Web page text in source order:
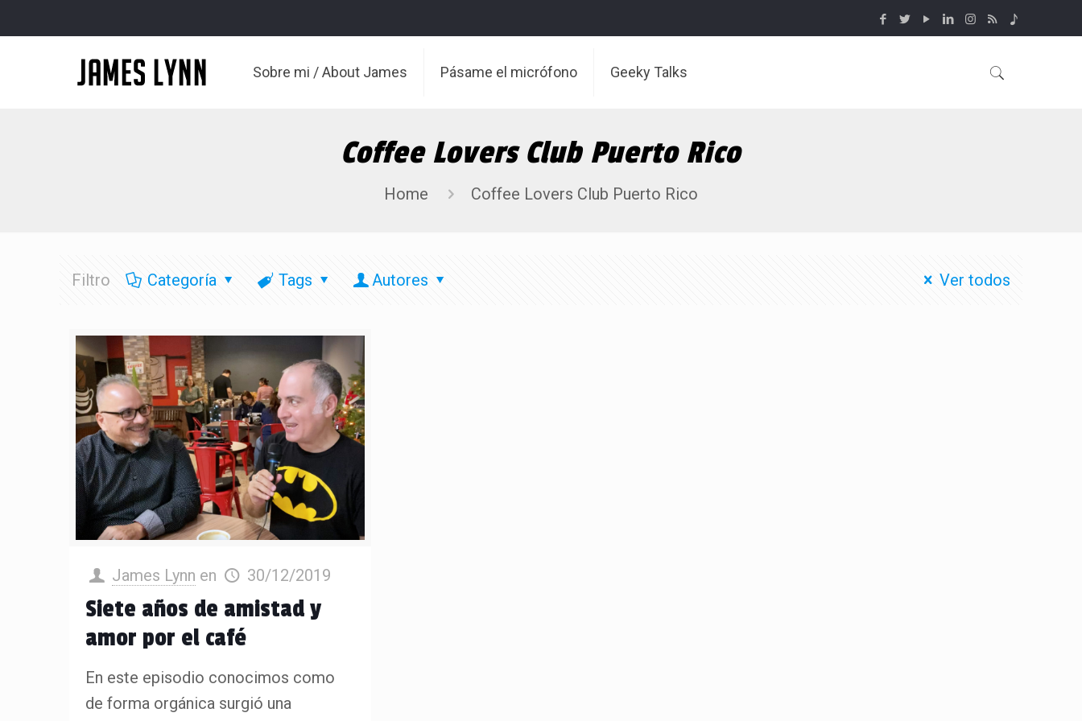
Sobre mi / About James Pásame el micrófono Geeky Talks
Coffee Lovers Club Puerto Rico
Home Coffee Lovers Club Puerto Rico
Filtro Categoría Tags Autores Ver todos
James Lynn en 30/12/2019
Siete años de amistad y
amor por el café
En este episodio conocimos como
de forma orgánica surgió una